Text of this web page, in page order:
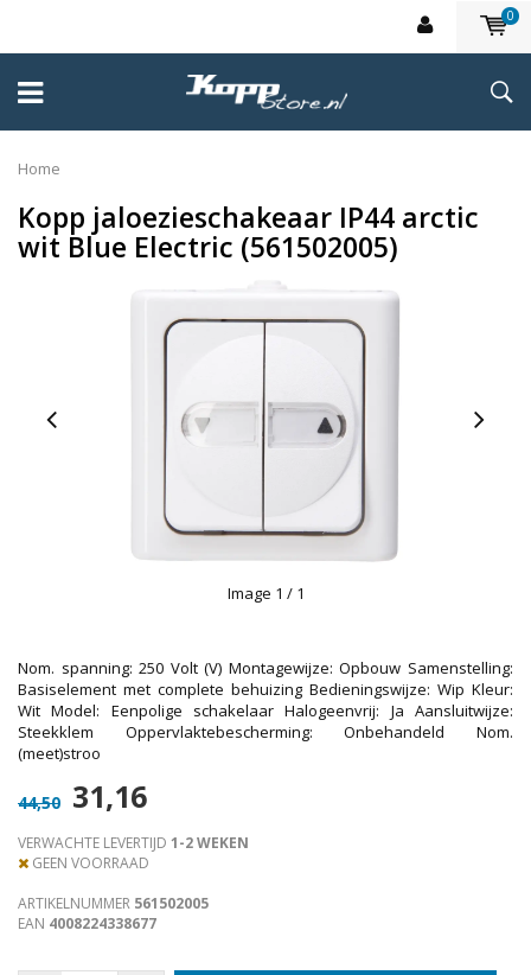
0
Home
Kopp jaloezieschakeaar IP44 arctic
wit Blue Electric (561502005)
Image 1 / 1
Nom. spanning: 250 Volt (V) Montagewijze: Opbouw Samenstelling:
Basiselement met complete behuizing Bedieningswijze: Wip Kleur:
Wit Model: Eenpolige schakelaar Halogeenvrij: Ja Aansluitwijze:
Steekklem Oppervlaktebescherming: Onbehandeld Nom.
(meet)stroo
44,50 31,16
VERWACHTE LEVERTIJD 1-2 WEKEN
GEEN VOORRAAD
ARTIKELNUMMER 561502005
EAN 4008224338677